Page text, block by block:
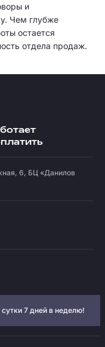
и
Чем глубже
остается
отдела продаж.
6, БЦ «Данилов
7 дней в неделю!